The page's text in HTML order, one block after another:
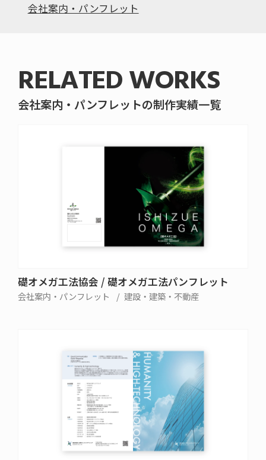
会社案内・パンフレット
RELATED WORKS
会社案内・パンフレットの制作実績一覧
礎オメガ工法協会 / 礎オメガ工法パンフレット
会社案内・パンフレット 建設・建築・不動産